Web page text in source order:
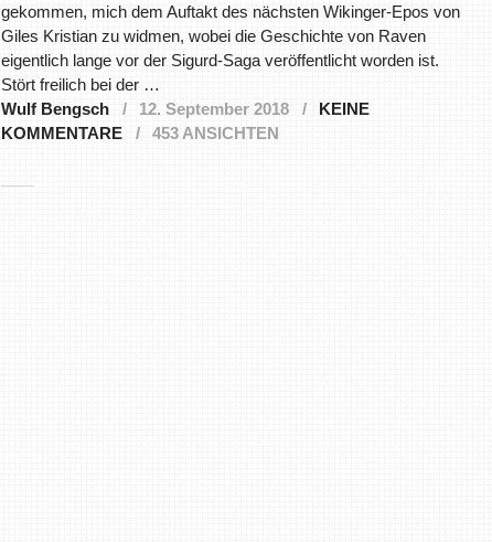
gekommen, mich dem Auftakt des nächsten Wikinger-Epos von
Giles Kristian zu widmen, wobei die Geschichte von Raven
eigentlich lange vor der Sigurd-Saga veröffentlicht worden ist.
Stört freilich bei der …
Wulf Bengsch
12. September 2018
KEINE
KOMMENTARE
453 ANSICHTEN